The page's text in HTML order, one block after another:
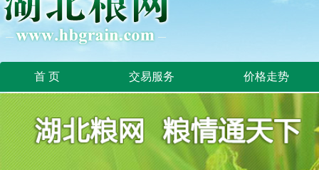
首 页 交易服务 价格走势